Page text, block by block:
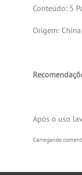
Conteúdo: 5
Origem: China
Após o uso
Carregando